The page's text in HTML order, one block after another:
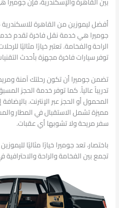
أفضل ليموزين من القاهرة للاسكندرية 2026
جوميرا هي خدمة نقل فاخرة تقدم
الراحة والفخامة. تعتبر خيارًا مثاليًا
توفر سيارات فاخرة مجهزة بأحدث
تضمن جوميرا أن تكون رحلتك آمنة
تدريباً عالياً. كما توفر خدمة الحجز
المحمول أو الحجز عبر الإنترنت.
مميزة تشمل الاستقبال في المطار
سفر مريحة ولا تشوبها أي عقبات.
باختصار، تعد جوميرا خيارًا مثاليًا
تجمع بين الفخامة والراحة والاحترافية